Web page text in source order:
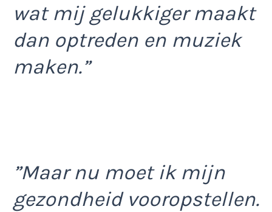
wat mij gelukkiger maakt
dan optreden en muziek
maken.”
”Maar nu moet ik mijn
gezondheid vooropstellen.